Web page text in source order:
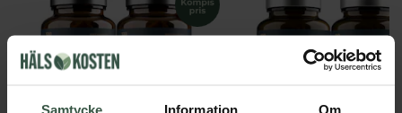
Samtycke Information Om